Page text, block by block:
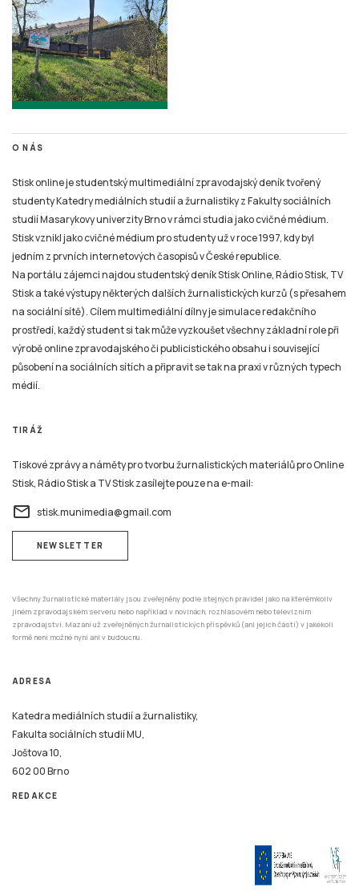
O NÁS
Stisk online je studentský multimediální zpravodajský deník tvořený
studenty Katedry mediálních studií a žurnalistiky z Fakulty sociálních
studií Masarykovy univerzity Brno v rámci studia jako cvičné médium.
Stisk vznikl jako cvičné médium pro studenty už v roce 1997, kdy byl
jedním z prvních internetových časopisů v České republice.
Na portálu zájemci najdou studentský deník Stisk Online, Rádio Stisk, TV
Stisk a také výstupy některých dalších žurnalistických kurzů (s přesahem
na sociální sítě). Cílem multimediální dílny je simulace redakčního
prostředí, každý student si tak může vyzkoušet všechny základní role při
výrobě online zpravodajského či publicistického obsahu i související
působení na sociálních sítích a připravit se tak na praxi v různých typech
médií.
TIRÁŽ
Tiskové zprávy a náměty pro tvorbu žurnalistických materiálů pro Online
Stisk, Rádio Stisk a TV Stisk zasílejte pouze na e-mail:
email stisk.munimedia@gmail.com
NEWSLETTER
Všechny žurnalistické materiály jsou zveřejněny podle stejných pravidel jako na kterémkoliv
jiném zpravodajském serveru nebo například v novinách, rozhlasovém nebo televizním
zpravodajství. Mazání už zveřejněných žurnalistických příspěvků (ani jejich částí) v jakékoli
formě není možné nyní ani v budoucnu.
ADRESA
Katedra mediálních studií a žurnalistiky,
Fakulta sociálních studií MU,
Joštova 10,
602 00 Brno
REDAKCE